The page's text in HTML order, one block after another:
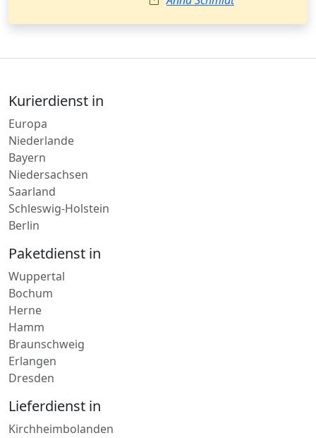
Kurierdienst in
Europa
Niederlande
Bayern
Niedersachsen
Saarland
Schleswig-Holstein
Paketdienst in
Wuppertal
Bochum
Herne
Hamm
Braunschweig
Erlangen
Lieferdienst in